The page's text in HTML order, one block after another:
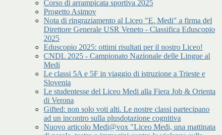
Corso di arrampicata sportiva 2025
Progetto Asimov
Nota di ringraziamento al Liceo "E. Medi" a firma del
Direttore Generale USR Veneto - Classifica Eduscopio
2025
Eduscopio 2025: ottimi risultati per il nostro Liceo!
CNDL 2025 - Campionato Nazionale delle Lingue al
Medi
Le classi 5A e 5F in viaggio di istruzione a Trieste e
Slovenia
Le studentesse del Liceo Medi alla Fiera Job & Orienta
di Verona
Gifted: non solo voti alti. Le nostre classi partecipano
ad un incontro sulla plusdotazione cognitiva
Nuovo articolo Medi@vox "Liceo Medi, una mattinata